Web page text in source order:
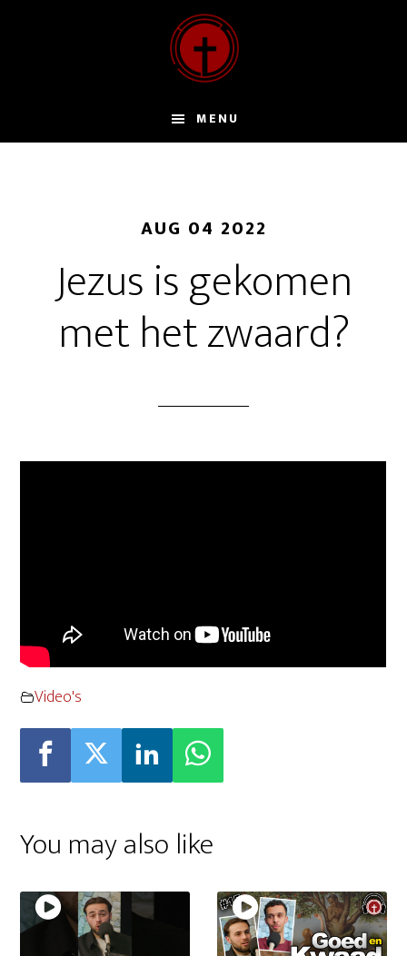
MENU
AUG 04 2022
Jezus is gekomen
met het zwaard?
Video's
You may also like